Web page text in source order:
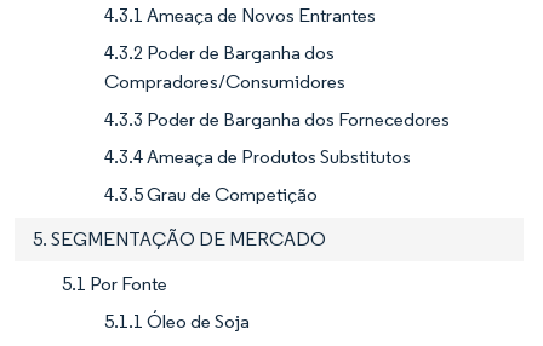
4.3.1 Ameaça de Novos Entrantes
4.3.2 Poder de Barganha dos
Compradores/Consumidores
4.3.3 Poder de Barganha dos Fornecedores
4.3.4 Ameaça de Produtos Substitutos
4.3.5 Grau de Competição
5. SEGMENTAÇÃO DE MERCADO
5.1 Por Fonte
5.1.1 Óleo de Soja